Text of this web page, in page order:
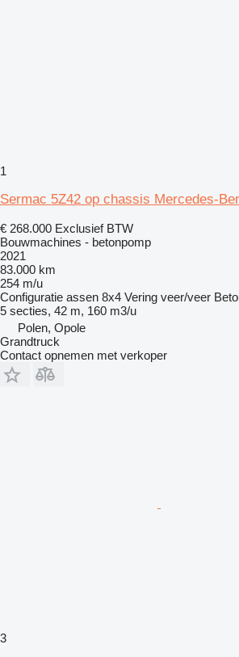
1
Sermac 5Z42 op chassis Mercedes-
€ 268.000 Exclusief BTW
Bouwmachines - betonpomp
2021
83.000 km
254 m/u
Configuratie assen 8x4 Vering veer/veer
5 secties, 42 m, 160 m3/u
Polen, Opole
Grandtruck
Contact opnemen met verkoper
3